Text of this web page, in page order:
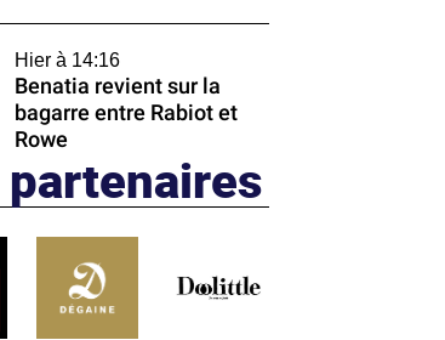
Hier à 14:16
Benatia revient sur la
bagarre entre Rabiot et
Rowe
partenaires